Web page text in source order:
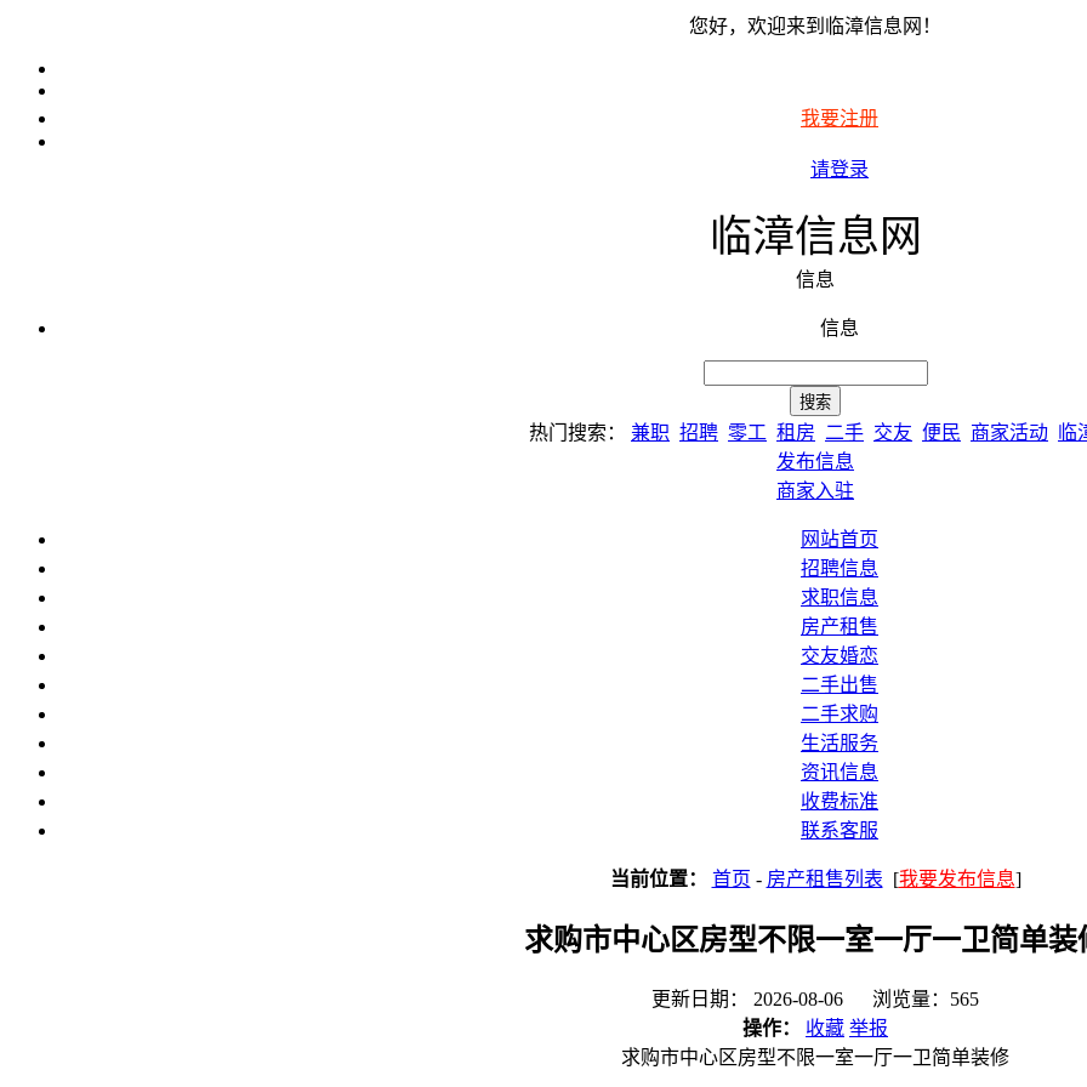
您好，欢迎来到临漳信息网！
我要注册
请登录
临漳信息网
信息
信息
热门搜索： 兼职 招聘 零工 租房 二手 交友 便民 商家活动
临
发布信息
商家入驻
网站首页
招聘信息
求职信息
房产租售
交友婚恋
二手出售
二手求购
生活服务
资讯信息
收费标准
联系客服
当前位置： 首页 - 房产租售列表 [我要发布信息]
求购市中心区房型不限一室一厅一卫简单装
更新日期： 2026-08-06 浏览量：565
操作：
收藏 举报
求购市中心区房型不限一室一厅一卫简单装修